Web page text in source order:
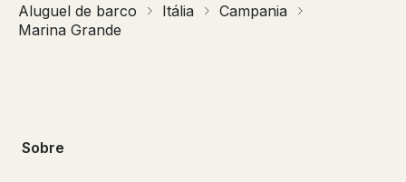
Aluguel de barco Itália
Campania
Marina Grande
Sobre